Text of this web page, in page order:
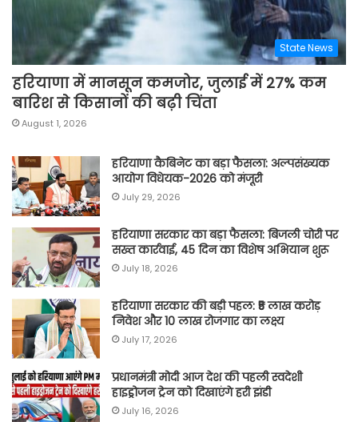
State News
हरियाणा में मानसून कमजोर, जुलाई में 27% कम
बारिश से किसानों की बढ़ी चिंता
August 1, 2026
हरियाणा कैबिनेट का बड़ा फैसला: अल्पसंख्यक
आयोग विधेयक-2026 को मंजूरी
July 29, 2026
हरियाणा सरकार का बड़ा फैसला: बिजली चोरी पर
सख्त कार्रवाई, 45 दिन का विशेष अभियान शुरू
July 18, 2026
हरियाणा सरकार की बड़ी पहल: ₹5 लाख करोड़
निवेश और 10 लाख रोजगार का लक्ष्य
July 17, 2026
प्रधानमंत्री मोदी आज देश की पहली स्वदेशी
हाइड्रोजन ट्रेन को दिखाएंगे हरी झंडी
July 16, 2026